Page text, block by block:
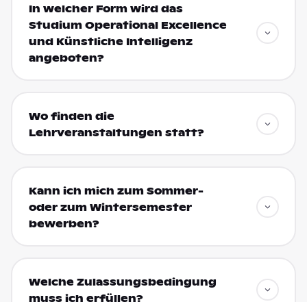
In welcher Form wird das
Studium Operational Excellence
und Künstliche Intelligenz
angeboten?
Wo finden die
Lehrveranstaltungen statt?
Kann ich mich zum Sommer-
oder zum Wintersemester
bewerben?
Welche Zulassungsbedingung
muss ich erfüllen?